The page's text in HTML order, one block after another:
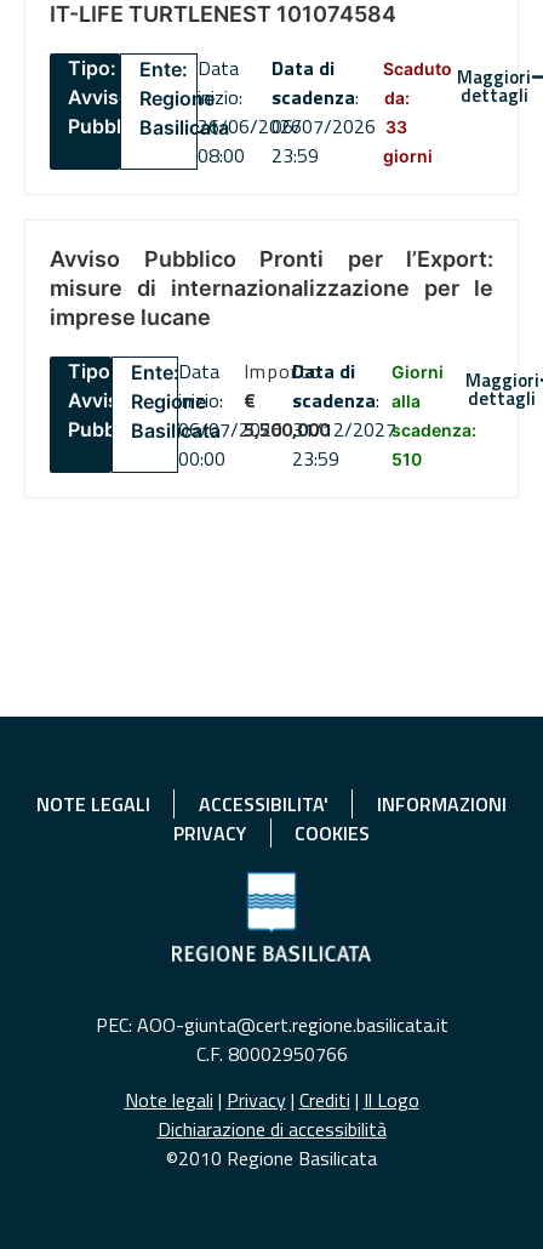
IT-LIFE TURTLENEST 101074584
Tipo:
Avviso
Pubblico
Ente:
Regione
Basilicata
Data
inizio:
26/06/2026
08:00
Data di
scadenza:
06/07/2026
23:59
Scaduto
da:
33
giorni
Maggiori
dettagli
Avviso Pubblico Pronti per l’Export:
misure di internazionalizzazione per le
imprese lucane
Tipo:
Avviso
Pubblico
Ente:
Regione
Basilicata
Data
inizio:
06/07/2026
00:00
Importo
€
5,500,000
Data di
scadenza:
31/12/2027
23:59
Giorni
alla
scadenza:
510
Maggiori
dettagli
NOTE LEGALI ACCESSIBILITA'
INFORMAZIONI
PRIVACY
COOKIES
PEC: AOO-giunta@cert.regione.basilicata.it
C.F. 80002950766
Note legali | Privacy| Crediti | Il Logo
Dichiarazione di accessibilità
©2010 Regione Basilicata